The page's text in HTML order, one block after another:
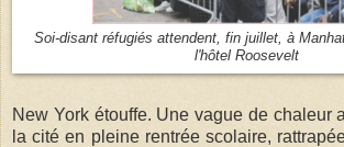
Soi-disant réfugiés attendent, fin juillet, à
l'hôtel Roosevelt
New York étouffe. Une vague de chaleur
la cité en pleine rentrée scolaire,